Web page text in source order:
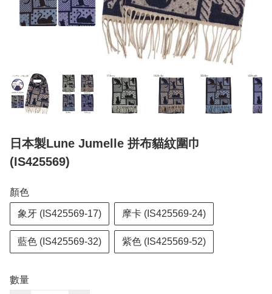
日本製Lune Jumelle 拼布貓紋圍巾
(IS425569)
顏色
象牙 (IS425569-17) 摩卡 (IS425569-24)
藍色 (IS425569-32) 紫色 (IS425569-52)
數量